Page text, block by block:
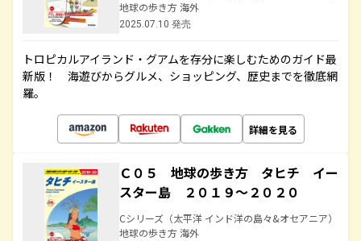
地球の歩き方 海外
2025.07.10 発売
トロピカルアイランド・グアムを存分に楽しむためのガイド最
新版！ 海遊びからグルメ、ショッピング、歴史までを徹底網
羅。
詳細を見る
Ｃ０５ 地球の歩き方 タヒチ イー
スター島 ２０１９～２０２０
Cシリーズ（太平洋 インド洋の島々&オセアニア）
地球の歩き方 海外